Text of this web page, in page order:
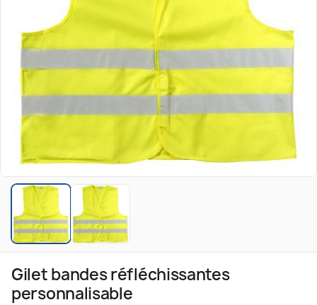
Gilet bandes réfléchissantes
personnalisable